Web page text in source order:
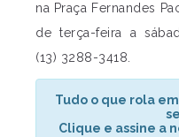
na Praça Fernandes
de terça-feira a
(13) 3288-3418.
Tudo o que rola
Clique e assine a